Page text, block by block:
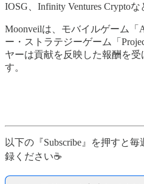
IOSG、Infinity Ventures Crypto
Moonveilは、モバイルゲーム「
ー・ストラテジーゲーム「
ヤーは貢献を反映した報酬を
す。
以下の『Subscribe』を押すと
録ください☕